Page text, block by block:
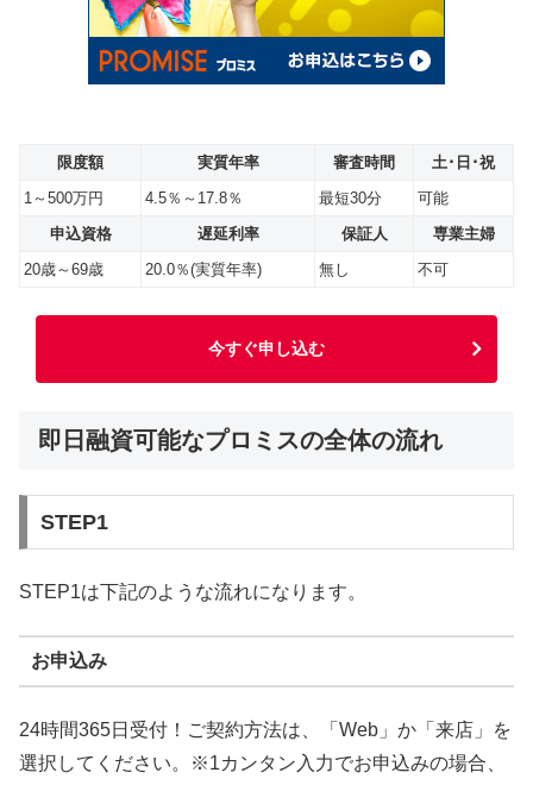
限度額 実質年率 審査時間
土･日･祝
1～500万円
4.5％～17.8％ 最短30分
可能
申込資格
遅延利率 保証人
専業主婦
20歳～69歳
20.0％(実質年率) 無し 不可
今すぐ申し込む
即日融資可能なプロミスの全体の流れ
STEP1
STEP1は下記のような流れになります。
お申込み
24時間365日受付！ご契約方法は、「Web」か「来店」を
選択してください。※1カンタン入力でお申込みの場合、